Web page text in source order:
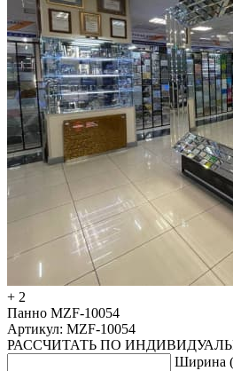
+ 2
Панно MZF-10054
Артикул: MZF-10054
РАССЧИТАТЬ ПО
Ширина